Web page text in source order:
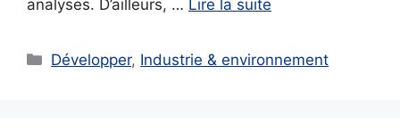
analyses. D’ailleurs, … Lire la suite
Catégories
Développer, Industrie & environnement